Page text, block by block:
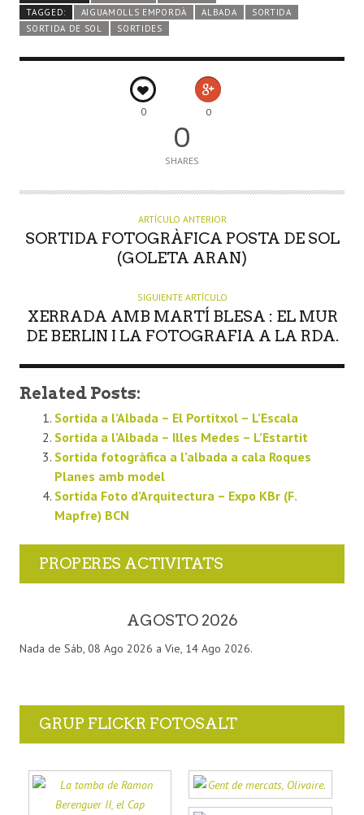
TAGGED:
AIGUAMOLLS EMPORDÀ ALBADA
SORTIDA
SORTIDA DE SOL
SORTIDES
0 0
0
SHARES
ARTÍCULO ANTERIOR
SORTIDA FOTOGRÀFICA POSTA DE SOL
(GOLETA ARAN)
SIGUIENTE ARTÍCULO
XERRADA AMB MARTÍ BLESA : EL MUR
DE BERLIN I LA FOTOGRAFIA A LA RDA.
Related Posts:
Sortida a l’Albada – El Portitxol – L’Escala
Sortida a l’Albada – Illes Medes – L’Estartit
Sortida fotogràfica a l’albada a cala Roques
Planes amb model
Sortida Foto d’Arquitectura – Expo KBr (F.
Mapfre) BCN
PROPERES ACTIVITATS
AGOSTO 2026
Nada de Sáb, 08 Ago 2026 a Vie, 14 Ago 2026.
GRUP FLICKR FOTOSALT